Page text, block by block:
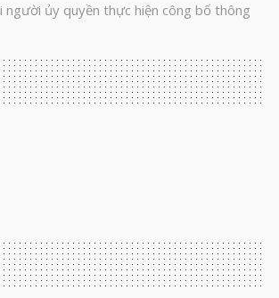
người ủy quyền thực hiện công bố thông